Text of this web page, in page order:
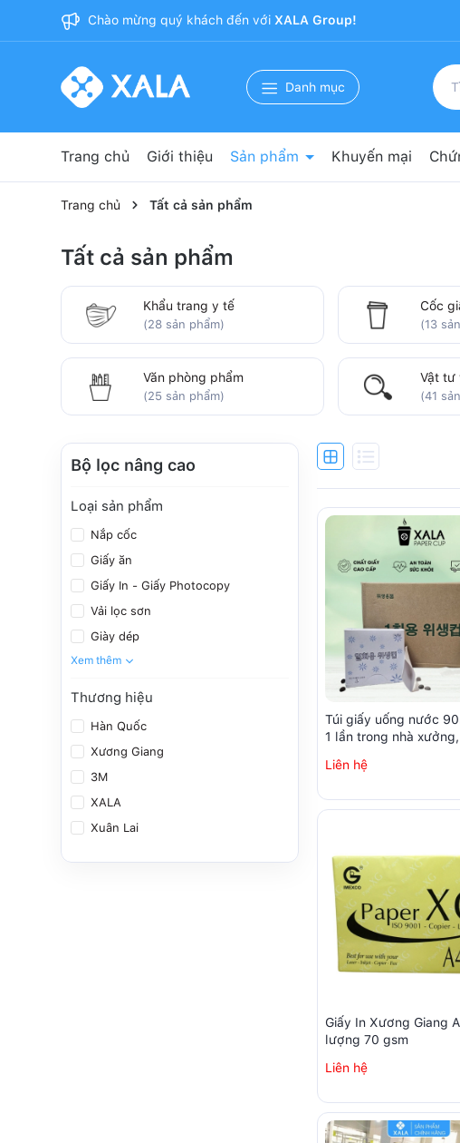
Chào mừng quý khách đến với XALA Group!
Danh mục
Trang chủ Giới thiệu Sản phẩm Khuyến mại
Trang chủ Tất cả sản phẩm
Tất cả sản phẩm
Khẩu trang y tế
(28 sản phẩm)
Cốc
(13
Văn phòng phẩm
(25 sản phẩm)
Vật tư
(41
Bộ lọc nâng cao
Loại sản phẩm
Nắp cốc
Giấy ăn
Giấy In - Giấy Photocopy
Vải lọc sơn
Giày dép
Xem thêm
Thương hiệu
Hàn Quốc
Xương Giang
3M
XALA
Xuân Lai
Túi giấy uống nước
1 lần trong nhà
Liên hệ
Giấy In Xương Giang
lượng 70 gsm
Liên hệ